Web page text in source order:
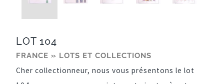
LOT 104
FRANCE » LOTS ET COLLECTIONS
Cher collectionneur, nous vous présentons le lot